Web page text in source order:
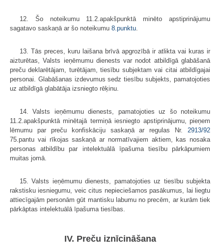
12. Šo noteikumu 11.2.apakšpunktā minēto apstiprinājumu
sagatavo saskaņā ar šo noteikumu 8.punktu
13. Tās preces, kuru laišana brīvā apgrozībā ir atlikta vai kuras ir
aizturētas, Valsts ieņēmumu dienests var nodot atbildīgā glabāšanā
preču deklarētājam, turētājam, tiesību subjektam vai citai atbildīgajai
personai. Glabāšanas izdevumus sedz tiesību subjekts, pamatojoties
uz atbildīgā glabātāja izsniegto rēķinu.
14. Valsts ieņēmumu dienests, pamatojoties uz šo noteikumu
11.2.apakšpunktā minētajā termiņā iesniegto apstiprinājumu, pieņem
lēmumu par preču konfiskāciju saskaņā ar regulas Nr. 2913/92
75.pantu vai rīkojas saskaņā ar normatīvajiem aktiem, kas nosaka
personas atbildību par intelektuālā īpašuma tiesību pārkāpumiem
muitas jomā.
15. Valsts ieņēmumu dienests, pamatojoties uz tiesību subjekta
rakstisku iesniegumu, veic citus nepieciešamos pasākumus, lai liegtu
attiecīgajām personām gūt mantisku labumu no precēm, ar kurām tiek
pārkāptas intelektuālā īpašuma tiesības.
IV. Preču iznīcināšana